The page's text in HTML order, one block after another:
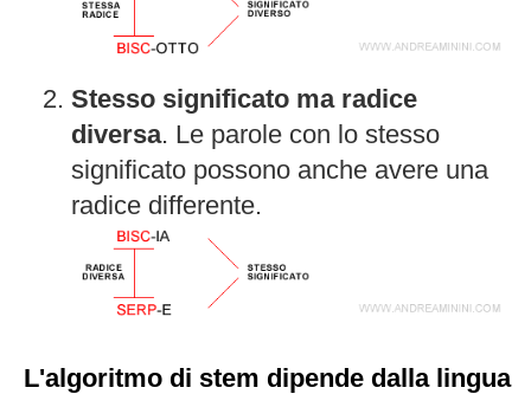
Stesso significato ma radice
diversa. Le parole con lo stesso
significato possono anche avere una
radice differente.
L'algoritmo di stem dipende dalla lingua